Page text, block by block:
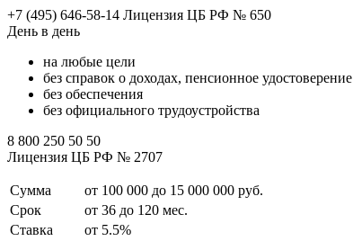
+7 (495) 646-58-14 Лицензия ЦБ РФ № 650
День в день
на любые цели
без справок о доходах, пенсионное удостоверение
без обеспечения
без официального трудоустройства
8 800 250 50 50
Лицензия ЦБ РФ № 2707
Сумма
от 100 000 до 15 000 000 руб.
Срок
от 36 до 120 мес.
Ставка
от 5.5%